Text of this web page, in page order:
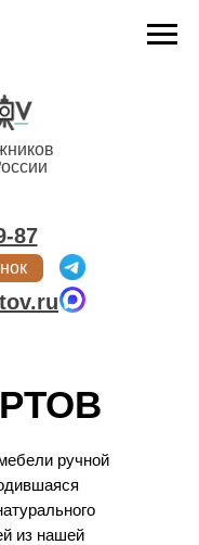
87
ручной
из нашей